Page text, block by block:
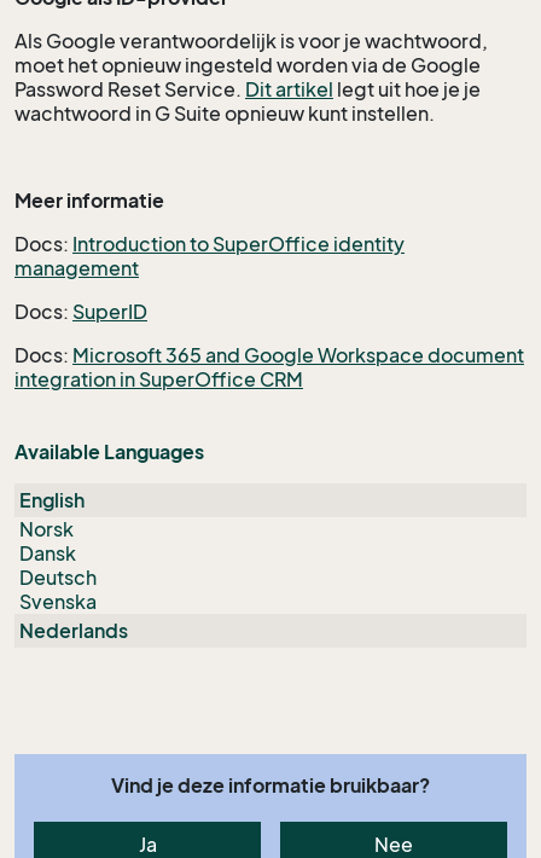
Als Google verantwoordelijk is voor je wachtwoord,
moet het opnieuw ingesteld worden via de Google
Password Reset Service. Dit artikel legt uit hoe je je
wachtwoord in G Suite opnieuw kunt instellen.
Meer informatie
Docs: Introduction to SuperOffice identity
management
Docs: SuperID
Docs: Microsoft 365 and Google Workspace document
integration in SuperOffice CRM
Available Languages
English
Norsk
Dansk
Deutsch
Svenska
Nederlands
Vind je deze informatie bruikbaar?
Ja Nee